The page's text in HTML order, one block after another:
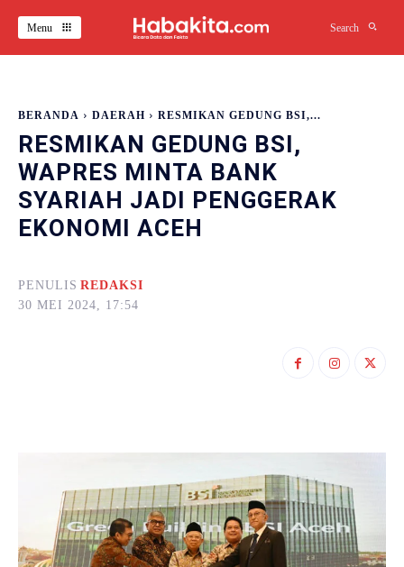
Menu Search
BERANDA DAERAH RESMIKAN GEDUNG BSI,...
RESMIKAN GEDUNG BSI,
WAPRES MINTA BANK
SYARIAH JADI PENGGERAK
EKONOMI ACEH
PENULIS REDAKSI
30 MEI 2024, 17:54